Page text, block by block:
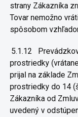
strany Zákazníka
Tovar nemožno
spôsobom
5.1.12
prostriedky
prijal na základe
prostriedky do 14
Zákazníka od
uvedený v